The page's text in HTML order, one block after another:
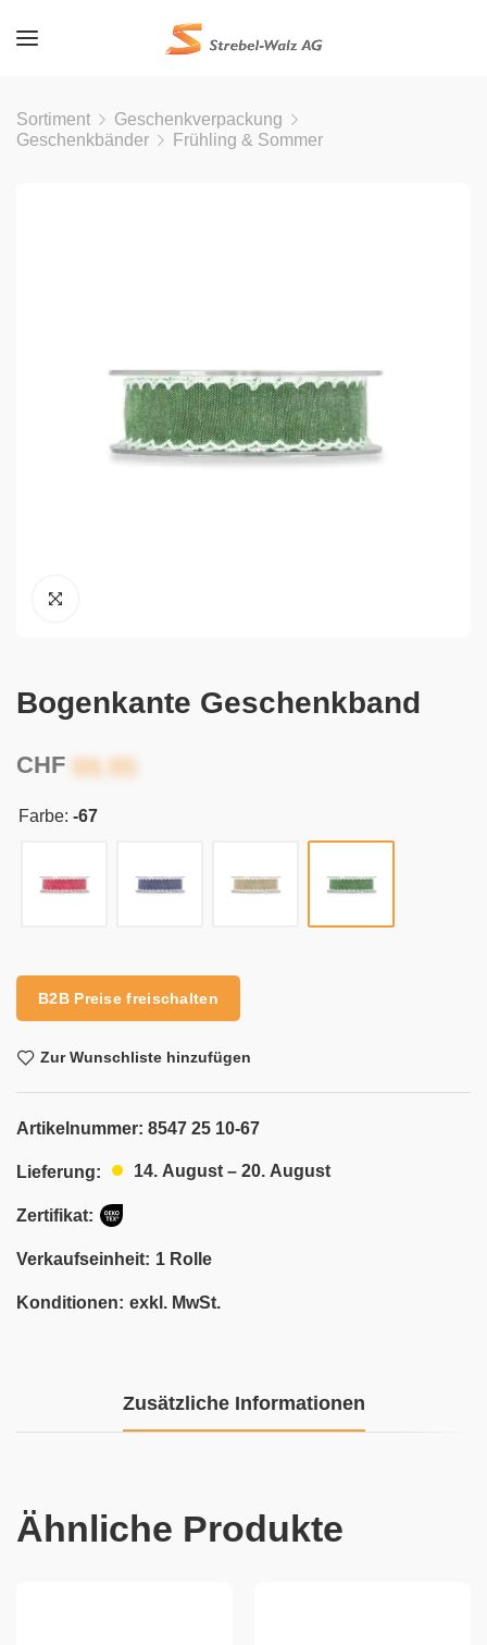
Sortiment
Geschenkverpackung
Geschenkbänder
Frühling & Sommer
Bogenkante Geschenkband
CHF
Farbe: -67
B2B Preise freischalten
Zur Wunschliste hinzufügen
Artikelnummer: 8547 25 10-67
Lieferung: 14. August – 20. August
Zertifikat:
Verkaufseinheit: 1 Rolle
Konditionen: exkl. MwSt.
Zusätzliche Informationen
Ähnliche Produkte